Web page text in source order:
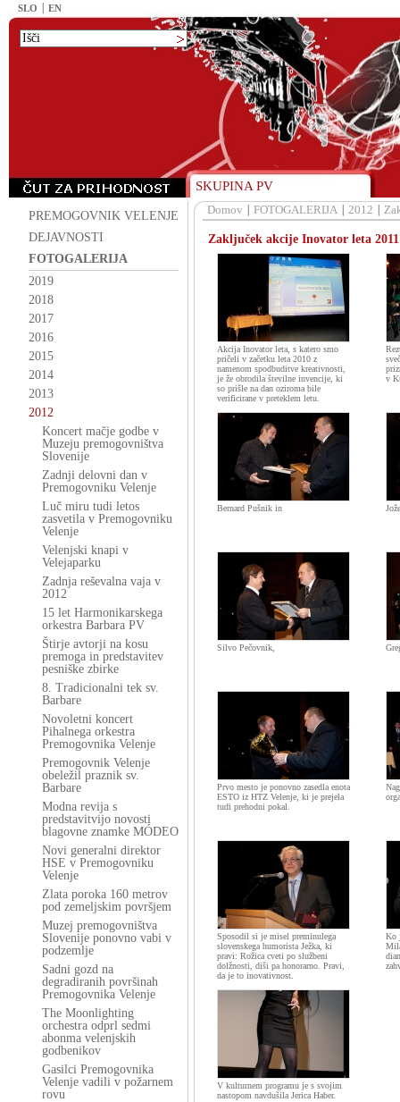
SLO EN
SKUPINA PV
PREMOGOVNIK VELENJE
DEJAVNOSTI
FOTOGALERIJA
2019
2018
2017
2016
2015
2014
2013
2012
Koncert mačje godbe v
Muzeju premogovništva
Slovenije
Zadnji delovni dan v
Premogovniku Velenje
Luč miru tudi letos
zasvetila v Premogovniku
Velenje
Velenjski knapi v
Velejaparku
Zadnja reševalna vaja v
2012
15 let Harmonikarskega
orkestra Barbara PV
Štirje avtorji na kosu
premoga in predstavitev
pesniške zbirke
8. Tradicionalni tek sv.
Barbare
Novoletni koncert
Pihalnega orkestra
Premogovnika Velenje
Premogovnik Velenje
obeležil praznik sv.
Barbare
Modna revija s
predstavitvijo novosti
blagovne znamke MÓDEO
Novi generalni direktor
HSE v Premogovniku
Velenje
Zlata poroka 160 metrov
pod zemeljskim površjem
Muzej premogovništva
Slovenije ponovno vabi v
podzemlje
Sadni gozd na
degradiranih površinah
Premogovnika Velenje
The Moonlighting
orchestra odprl sedmi
abonma velenjskih
godbenikov
Gasilci Premogovnika
Velenje vadili v požarnem
rovu
Domov FOTOGALERIJA 2012
Zaključek akcije Inovator leta 2011
Akcija Inovator leta, s katero smo
pričeli v začetku leta 2010 z
namenom spodbuditve kreativnosti,
je že obrodila številne invencije, ki
so prišle na dan oziroma bile
verificirane v preteklem letu.
v
Bernard Pušnik in
Silvo Pečovnik,
Prvo mesto je ponovno zasedla enota
ESTO iz HTZ Velenje, ki je prejela
tudi prehodni pokal.
Sposodil si je misel preminulega
slovenskega humorista Ježka, ki
pravi: Rožica cveti po službeni
dolžnosti, diši pa honorarno. Pravi,
da je to inovativnost.
Ko
V kulturnem programu je s svojim
nastopom navdušila Jerica Haber.